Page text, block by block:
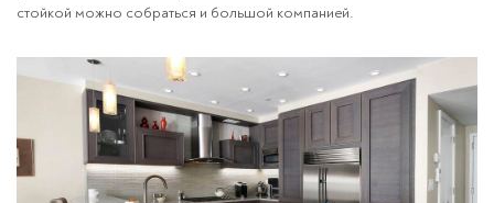
стойкой можно собраться и большой компанией.